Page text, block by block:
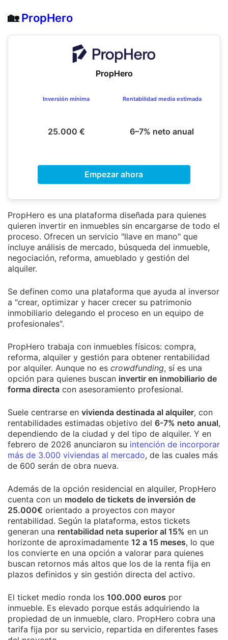
🏡PropHero
PropHero
Inversión mínima
25.000 €
Rentabilidad media estimada
6–7% neto anual
Empezar ahora
PropHero es una plataforma diseñada para quienes
quieren invertir en inmuebles sin encargarse de todo el
proceso. Ofrecen un servicio "llave en mano" que
incluye análisis de mercado, búsqueda del inmueble,
negociación, reforma, amueblado y gestión del
alquiler.
Se definen como una plataforma que ayuda al inversor
a "crear, optimizar y hacer crecer su patrimonio
inmobiliario delegando el proceso en un equipo de
profesionales".
PropHero trabaja con inmuebles físicos: compra,
reforma, alquiler y gestión para obtener rentabilidad
por alquiler. Aunque no es crowdfunding, sí es una
opción para quienes buscan invertir en inmobiliario de
forma directa con asesoramiento profesional.
Suele centrarse en vivienda destinada al alquiler, con
rentabilidades estimadas objetivo del 6-7% neto anual,
dependiendo de la ciudad y del tipo de alquiler. Y en
febrero de 2026 anunciaron su intención de incorporar
más de 3.000 viviendas al mercado, de las cuales más
de 600 serán de obra nueva.
Además de la opción residencial en alquiler, PropHero
cuenta con un modelo de tickets de inversión de
25.000€ orientado a proyectos con mayor
rentabilidad. Según la plataforma, estos tickets
generan una rentabilidad neta superior al 15% en un
horizonte de aproximadamente 12 a 15 meses, lo que
los convierte en una opción a valorar para quienes
buscan retornos más altos que los de la renta fija en
plazos definidos y sin gestión directa del activo.
El ticket medio ronda los 100.000 euros por
inmueble. Es elevado porque estás adquiriendo la
propiedad de un inmueble, claro. PropHero cobra una
tarifa fija por su servicio, repartida en diferentes fases